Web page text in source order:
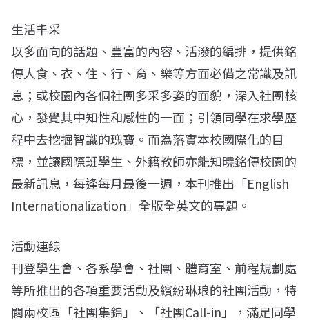
生活丰采
以多面向的話題、豐富的內容、活潑的編排，提供銘
傳人食、衣、住、行、育、樂等方面必備之常識及訊
息；或校園內各個社團多采多姿的面貌，深入社團核
心，發覺其中知性和感性的一面；引領同學在求學歷
程中去挖掘智識的瑰寶。而為落實本校國際化的目
標，並讓國際班學生、外籍教師亦能知曉銘傳校園的
最新訊息，每逢每月最後一週，本刊推出「English
Internationalization」全版全英文的專題。
活動連線
刊登學生會、各系學會、社團、體育室、前程規劃處
等所推出的各項重要活動及繽紛琳琅的社團活動，特
闢兩校區「社團集錦」、「社團Call-in」，滿足同學